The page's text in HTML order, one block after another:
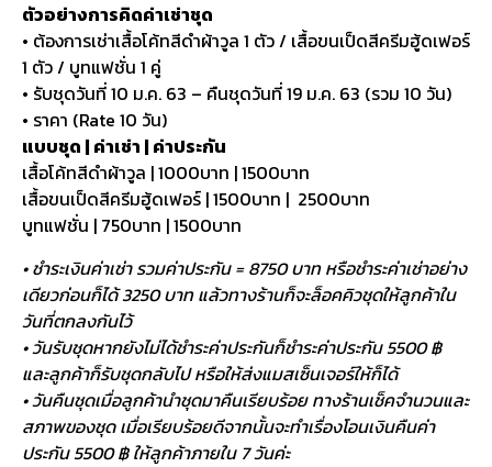
ตัวอย่างการคิดค่าเช่าชุด
• ต้องการเช่าเสื้อโค้ทสีดำผ้าวูล 1 ตัว / เสื้อขนเป็ดสีครีมฮู้ดเฟอร์
1 ตัว / บูทแฟชั่น 1 คู่
• รับชุดวันที่ 10 ม.ค. 63 – คืนชุดวันที่ 19 ม.ค. 63 (รวม 10 วัน)
• ราคา (Rate 10 วัน)
แบบชุด | ค่าเช่า | ค่าประกัน
เสื้อโค้ทสีดำผ้าวูล | 1000บาท | 1500บาท
เสื้อขนเป็ดสีครีมฮู้ดเฟอร์ | 1500บาท | 2500บาท
บูทแฟชั่น | 750บาท | 1500บาท
• ชำระเงินค่าเช่า รวมค่าประกัน = 8750 บาท หรือชำระค่าเช่าอย่าง
เดียวก่อนก็ได้ 3250 บาท แล้วทางร้านก็จะล็อคคิวชุดให้ลูกค้าใน
วันที่ตกลงกันไว้
• วันรับชุดหากยังไม่ได้ชำระค่าประกันก็ชำระค่าประกัน 5500 ฿
และลูกค้าก็รับชุดกลับไป หรือให้ส่งแมสเซ็นเจอร์ให้ก็ได้
• วันคืนชุดเมื่อลูกค้านำชุดมาคืนเรียบร้อย ทางร้านเช็คจำนวนและ
สภาพของชุด เมื่อเรียบร้อยดีจากนั้นจะทำเรื่องโอนเงินคืนค่า
ประกัน 5500 ฿ ให้ลูกค้าภายใน 7 วันค่ะ